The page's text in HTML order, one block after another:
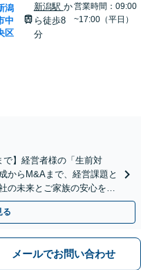
潟
中
区
新潟駅 か
ら徒歩8
分
営業時間：09:00
~17:00（平日）
で】経営者様の「生前対
からM&Aまで、経営課題と
の未来とご家族の安心を守
上の実績】
る
メールでお問い合わせ